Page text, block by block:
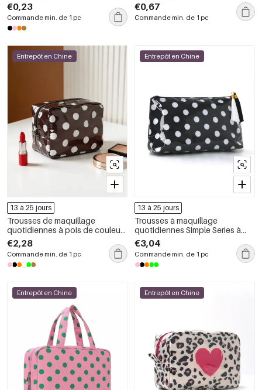
€0,23
Commande min. de 1 pc
€0,67
Commande min. de 1 pc
Entrepôt en Chine
13 à 25 jours
Trousses de maquillage
quotidiennes à pois de couleur
assortie en PVC de la collection
Simple Series
€2,28
Commande min. de 1 pc
Entrepôt en Chine
13 à 25 jours
Trousses à maquillage
quotidiennes Simple Series à
pois et pompons, en PVC
multicolore.
€3,04
Commande min. de 1 pc
Entrepôt en Chine Entrepôt en Chine